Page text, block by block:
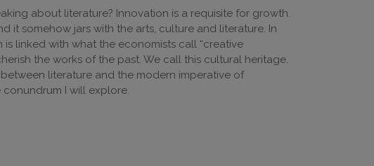
about literature? Innovation is a requisite for growth.
it somehow jars with the arts, culture and literature. In
linked with what the economists call “creative
the works of the past. We call this cultural heritage.
literature and the modern imperative of
conundrum I will explore.